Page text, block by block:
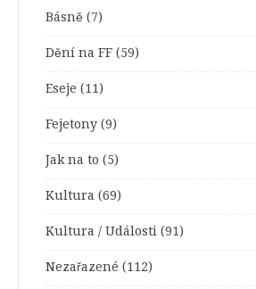
Básně (7)
Dění na FF (59)
Eseje (11)
Fejetony (9)
Jak na to (5)
Kultura (69)
Kultura / Události (91)
Nezařazené (112)